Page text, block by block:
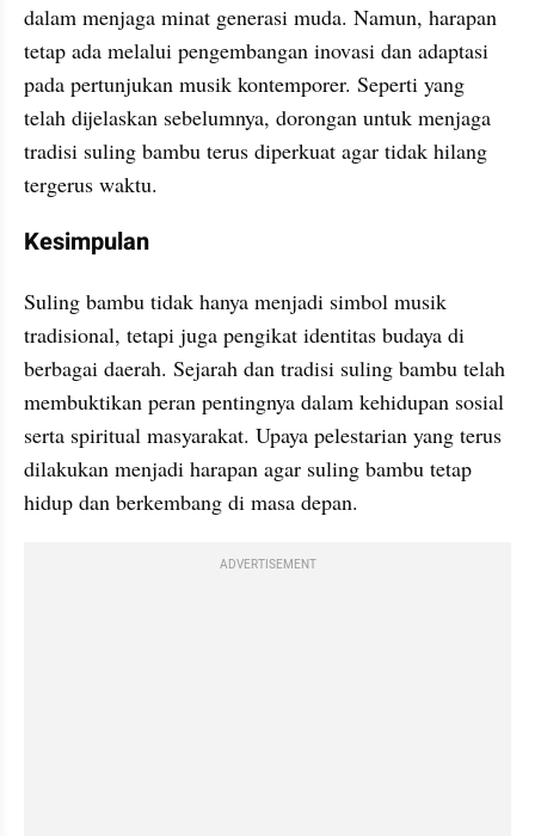
dalam menjaga minat generasi muda. Namun, harapan
tetap ada melalui pengembangan inovasi dan adaptasi
pada pertunjukan musik kontemporer. Seperti yang
telah dijelaskan sebelumnya, dorongan untuk menjaga
tradisi suling bambu terus diperkuat agar tidak hilang
tergerus waktu.
Kesimpulan
Suling bambu tidak hanya menjadi simbol musik
tradisional, tetapi juga pengikat identitas budaya di
berbagai daerah. Sejarah dan tradisi suling bambu telah
membuktikan peran pentingnya dalam kehidupan sosial
serta spiritual masyarakat. Upaya pelestarian yang terus
dilakukan menjadi harapan agar suling bambu tetap
hidup dan berkembang di masa depan.
ADVERTISEMENT